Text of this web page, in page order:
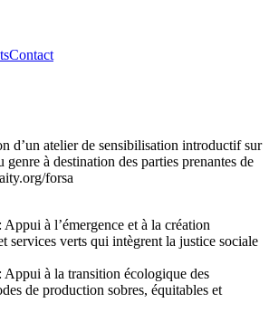
Contact
d’un atelier de sensibilisation introductif sur
genre à destination des parties prenantes de
forsa
Appui à l’émergence et à la création
services verts qui intègrent la justice sociale
Appui à la transition écologique des
de production sobres, équitables et